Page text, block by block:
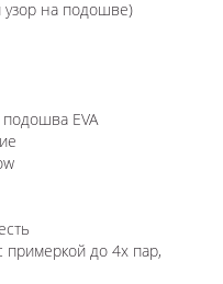
узор на подошве)
EVA
примеркой до 4х пар,